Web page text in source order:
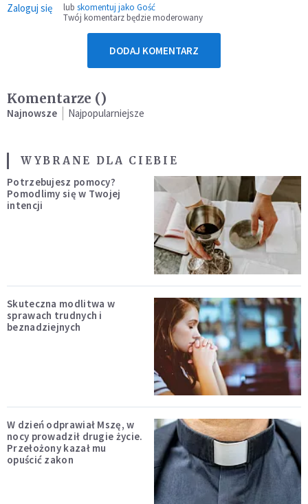
Zaloguj się lub skomentuj jako Gość
Twój komentarz będzie moderowany
DODAJ KOMENTARZ
Komentarze ()
Najnowsze Najpopularniejsze
WYBRANE DLA CIEBIE
Potrzebujesz pomocy?
Pomodlimy się w Twojej
intencji
Skuteczna modlitwa w
sprawach trudnych i
beznadziejnych
W dzień odprawiał Mszę, w
nocy prowadził drugie życie.
Przełożony kazał mu
opuścić zakon